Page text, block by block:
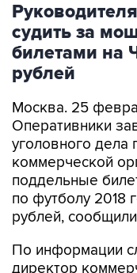
судить за
билетами на
рублей
Москва. 25
Оперативники
уголовного
коммерческой
поддельные
по футболу 2018
рублей,
По информации
директор